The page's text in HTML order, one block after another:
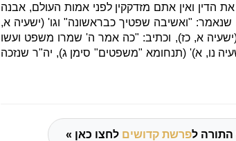
הדין ואין אתם מזדקקין לפני אמות העולם, אבנה
שנאמר: "ואשיבה שפטיך כבראשונה" וגו' (ישעיה א,
ישעיה א,כז), וכתיב: "כה אמר ה' שמרו משפט ועשו
נו,א)' (תנחומא "משפטים" סימן ג), יה"ר שנזכה
התורה לפרשת קדושים לחצו כאן »